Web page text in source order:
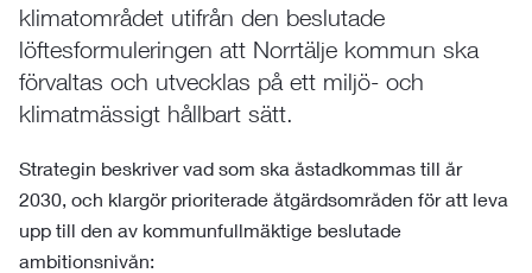
klimatområdet utifrån den beslutade
löftesformuleringen att Norrtälje kommun ska
förvaltas och utvecklas på ett miljö- och
klimatmässigt hållbart sätt.
Strategin beskriver vad som ska åstadkommas till år
2030, och klargör prioriterade åtgärdsområden för att leva
upp till den av kommunfullmäktige beslutade
ambitionsnivån: